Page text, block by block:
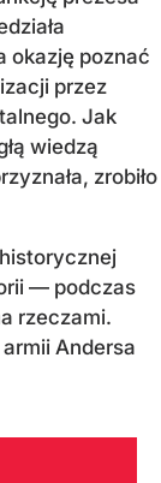
okazję poznać
przez
Jak
wiedzą
zrobiło
— podczas
rzeczami.
Andersa